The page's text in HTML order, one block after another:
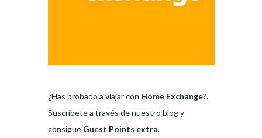
¿Has probado a viajar con Home Exchange?.
Suscríbete a través de nuestro blog y
consigue Guest Points extra.